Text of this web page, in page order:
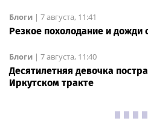
Блоги | 7 августа, 11:41
Резкое похолодание и
Блоги | 7 августа, 11:40
Десятилетняя девочка
Иркутском тракте